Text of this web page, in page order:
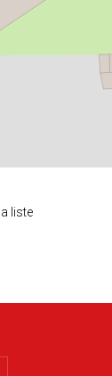
liste